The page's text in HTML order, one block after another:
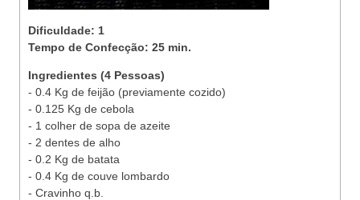
Dificuldade: 1
Tempo de Confecção: 25 min.
Ingredientes (4 Pessoas)
- 0.4 Kg de feijão (previamente cozido)
- 0.125 Kg de cebola
- 1 colher de sopa de azeite
- 2 dentes de alho
- 0.2 Kg de batata
- 0.4 Kg de couve lombardo
- Cravinho q.b.